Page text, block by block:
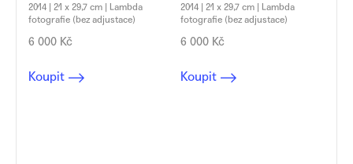
2014 | 21 x 29,7 cm | Lambda
fotografie (bez adjustace)
6 000 Kč
Koupit
2014 | 21 x 29,7 cm | Lambda
fotografie (bez adjustace)
6 000 Kč
Koupit